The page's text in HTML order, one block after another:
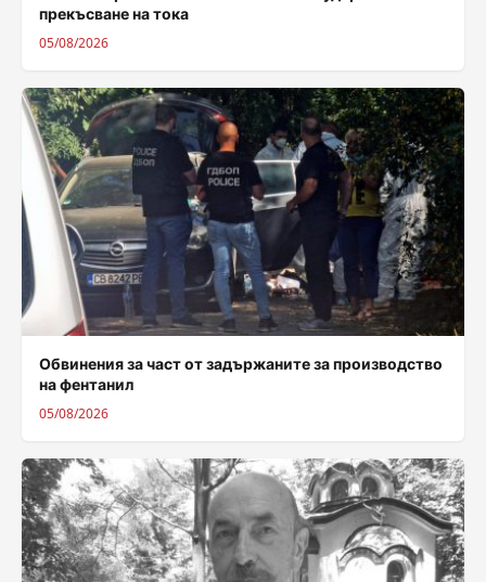
прекъсване на тока
05/08/2026
Обвинения за част от задържаните за производство
на фентанил
05/08/2026